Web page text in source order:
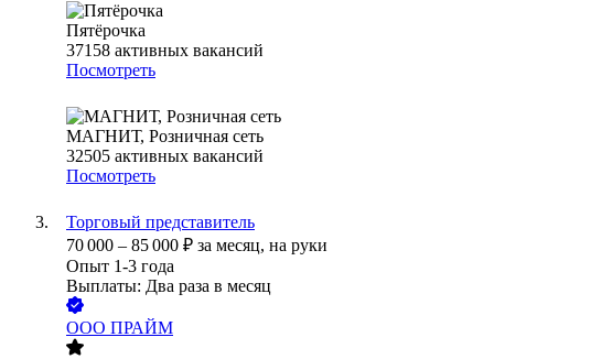
Пятёрочка
37158 активных вакансий
Посмотреть
МАГНИТ, Розничная сеть
32505 активных вакансий
Посмотреть
Торговый представитель
70 000 – 85 000 ₽ за месяц, на руки
Опыт 1-3 года
Выплаты: Два раза в месяц
ООО ПРАЙМ